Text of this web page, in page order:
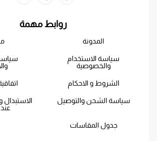
روابط مهمة
المدونة
سياسة الاستخدام
والخصوصية
الشروط و الاحكام
سياسة الشحن والتوصيل
الاستبدال
جدول المقاسات